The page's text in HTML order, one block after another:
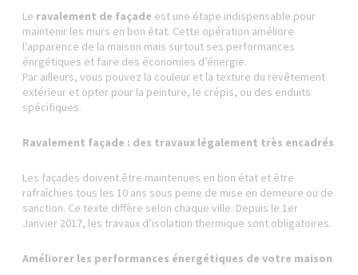
Le ravalement de façade est une étape indispensable pour
maintenir les murs en bon état. Cette opération améliore
l'apparence de la maison mais surtout ses performances
énrgétiques et faire des économies d’énergie.
Par ailleurs, vous pouvez la couleur et la texture du revêtement
extérieur et opter pour la peinture, le crépis, ou des enduits
spécifiques.
Ravalement façade : des travaux légalement très encadrés
Les façades doivent être maintenues en bon état et être
rafraîchies tous les 10 ans sous peine de mise en demeure ou de
sanction. Ce texte diffère selon chaque ville. Depuis le 1er
Janvier 2017, les travaux d’isolation thermique sont obligatoires.
Améliorer les performances énergétiques de votre maison